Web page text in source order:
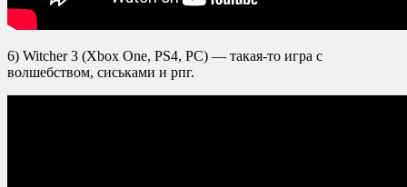
6) Witcher 3 (Xbox One, PS4, PC) — такая-то игра с
волшебством, сиськами и рпг.